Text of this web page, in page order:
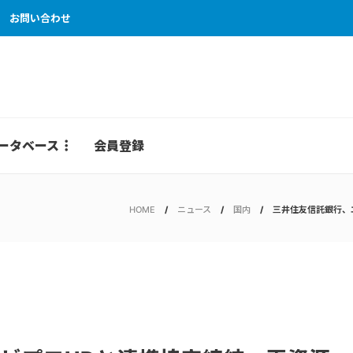
お問い合わせ
タベース 会員登録
HOME ニュース 国内 三井住友信託銀行